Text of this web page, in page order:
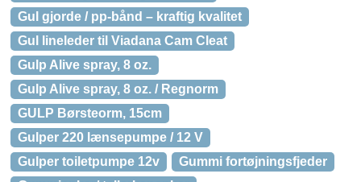
Gul gjorde / pp-bånd – kraftig kvalitet
Gul lineleder til Viadana Cam Cleat
Gulp Alive spray, 8 oz.
Gulp Alive spray, 8 oz. / Regnorm
GULP Børsteorm, 15cm
Gulper 220 lænsepumpe / 12 V
Gulper toiletpumpe 12v
Gummi fortøjningsfjeder